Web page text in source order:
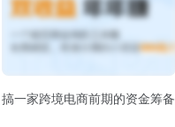
搞一家跨境电商前期的资金筹备